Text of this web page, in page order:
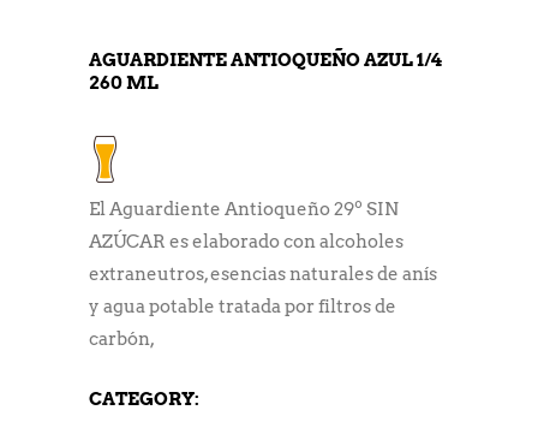
AGUARDIENTE ANTIOQUEÑO AZUL 1/4
260 ML
El Aguardiente Antioqueño 29º SIN
AZÚCAR es elaborado con alcoholes
extraneutros, esencias naturales de anís
y agua potable tratada por filtros de
carbón,
CATEGORY: